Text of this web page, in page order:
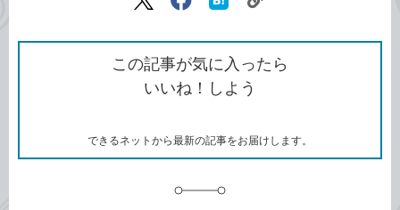
X（旧
で
シ
ェ
ア
Facebook
シ
ェ
ア
な
ブ
ッ
ク
ク
ク
を
コ
この記事が気に入ったら
いいね！しよう
できるネットから最新の記事をお届けします。